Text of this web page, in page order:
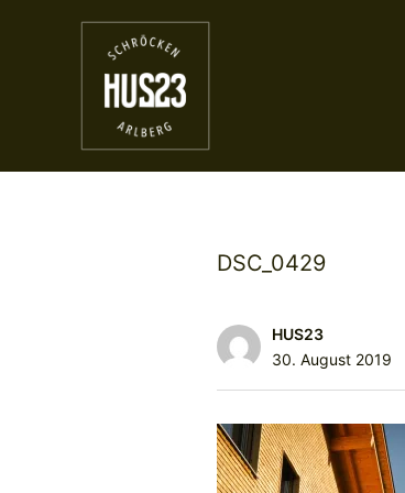
DSC_0429
HUS23
30. August 2019